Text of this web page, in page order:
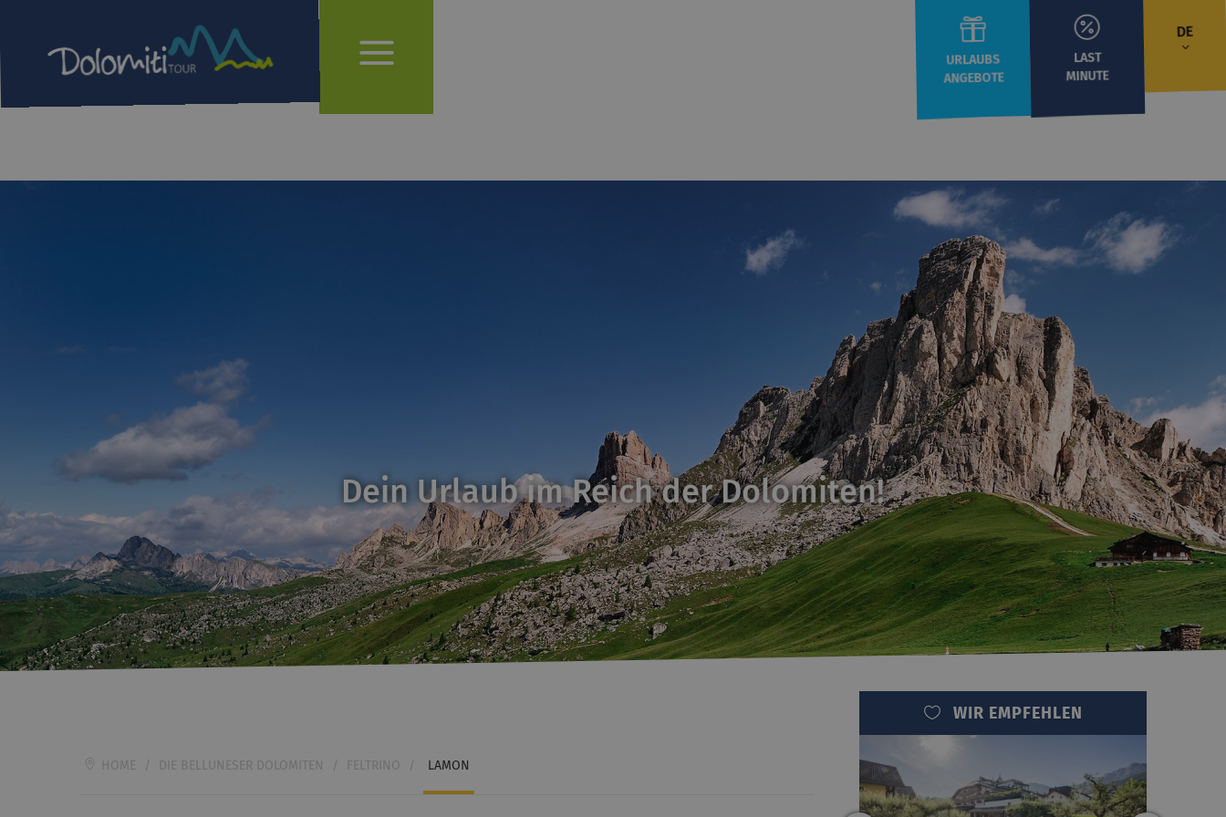
DE
URLAUBS
ANGEBOTE
LAST
MINUTE
Dein Urlaub im Reich der Dolomiten!
WIR EMPFEHLEN
HOME / DIE BELLUNESER DOLOMITEN / FELTRINO / LAMON